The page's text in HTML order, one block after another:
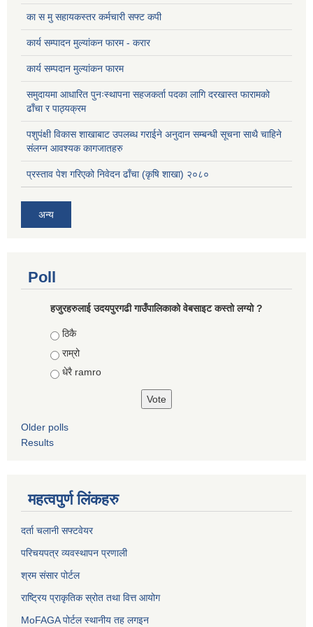
का स मु सहायकस्तर कर्मचारी सफ्ट कपी
कार्य सम्पादन मुल्यांकन फारम - करार
कार्य सम्पदान मुल्यांकन फारम
समुदायमा आधारित पुनःस्थापना सहजकर्ता पदका लागि दरखास्त फारामको
ढाँचा र पाठ्यक्रम
पशुपंक्षी विकास शाखाबाट उपलब्ध गराईने अनुदान सम्बन्धी सूचना साथै चाहिने
संलग्न आवश्यक कागजातहरु
प्रस्ताव पेश गरिएको निवेदन ढाँचा (कृषि शाखा) २०८०
अन्य
Poll
हजुरहरुलाई उदयपुरगढी गाउँपालिकाको वेबसाइट कस्तो लग्यो ?
Choices
ठिकै
राम्रो
धेरै ramro
Older polls
Results
महत्वपुर्ण लिंकहरु
दर्ता चलानी सफ्टवेयर
परिचयपत्र व्यवस्थापन प्रणाली
श्रम संसार पोर्टल
राष्ट्रिय प्राकृतिक स्रोत तथा वित्त आयोग
MoFAGA पोर्टल स्थानीय तह लगइन